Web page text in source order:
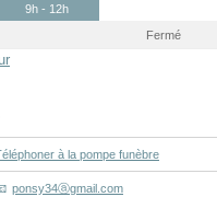
9h - 12h
Fermé
à la pompe funèbre
ponsy34ⓐgmail.com